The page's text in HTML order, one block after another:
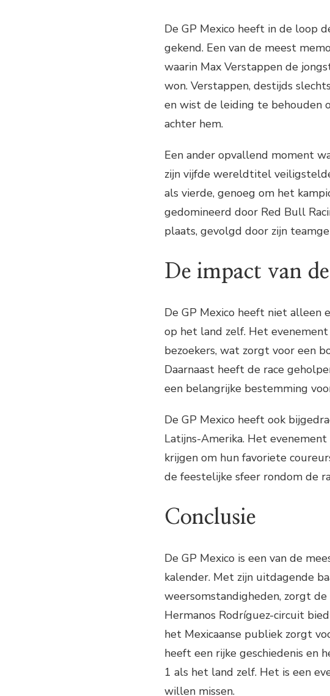
De GP Mexico heeft in de loop
gekend. Een van de meest
waarin Max Verstappen de
won. Verstappen, destijds
en wist de leiding te behouden
achter hem.
Een ander opvallend moment
zijn vijfde wereldtitel
als vierde, genoeg om het
gedomineerd door Red Bull
plaats, gevolgd door zijn
De impact van
De GP Mexico heeft niet alleen
op het land zelf. Het
bezoekers, wat zorgt voor een
Daarnaast heeft de race
een belangrijke bestemming
De GP Mexico heeft ook
Latijns-Amerika. Het
krijgen om hun favoriete
de feestelijke sfeer rondom de
Conclusie
De GP Mexico is een van de
kalender. Met zijn uitdagende
weersomstandigheden, zorgt
Hermanos Rodríguez-circuit
het Mexicaanse publiek zorgt
heeft een rijke geschiedenis en
1 als het land zelf. Het is een
willen missen.